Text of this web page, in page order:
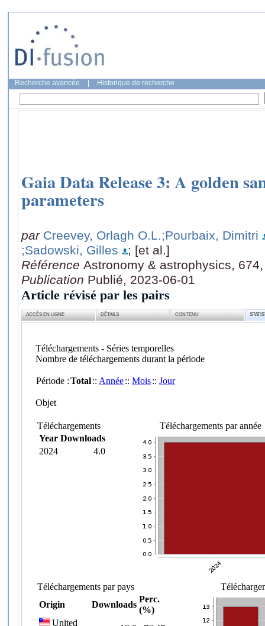
Recherche avancée Historique de recherche
Gaia Data Release 3: A golden
parameters
par Creevey, Orlagh O.L.;Pourbaix, Dimitri
;Sadowski, Gilles
; [et al.]
Référence Astronomy & astrophysics,
Publication Publié, 2023-06-01
Article révisé par les pairs
ACCÈS EN LIGNE DÉTAILS CONTENU